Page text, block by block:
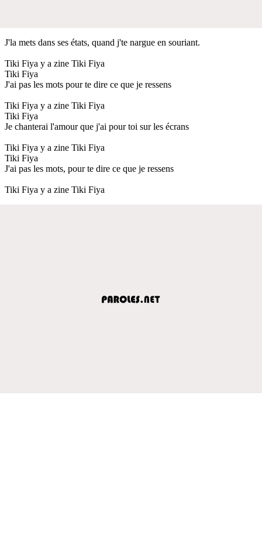
J'la mets dans ses états, quand j'te nargue en souriant.
Tiki Fiya y a zine Tiki Fiya
Tiki Fiya
J'ai pas les mots pour te dire ce que je ressens
Tiki Fiya y a zine Tiki Fiya
Tiki Fiya
Je chanterai l'amour que j'ai pour toi sur les écrans
Tiki Fiya y a zine Tiki Fiya
Tiki Fiya
J'ai pas les mots, pour te dire ce que je ressens
Tiki Fiya y a zine Tiki Fiya